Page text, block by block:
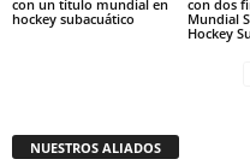
con un título mundial en
hockey subacuático
con dos
Mundial
Hockey
NUESTROS ALIADOS